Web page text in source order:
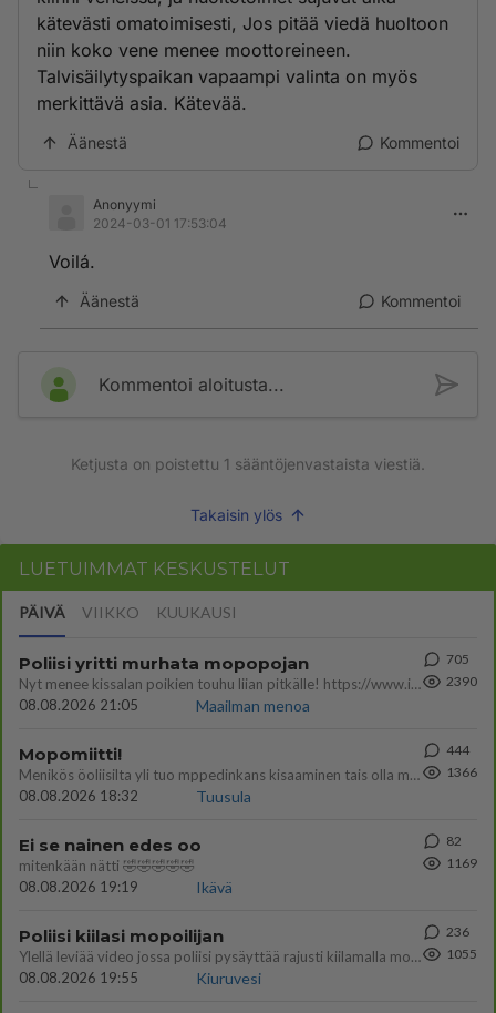
kätevästi omatoimisesti, Jos pitää viedä huoltoon
niin koko vene menee moottoreineen.
Talvisäilytyspaikan vapaampi valinta on myös
merkittävä asia. Kätevää.
Äänestä Kommentoi
Anonyymi
2024-03-01 17:53:04
Voilá.
Äänestä Kommentoi
Kommentoi aloitusta...
Ketjusta on poistettu 1 sääntöjenvastaista viestiä.
Takaisin ylös
LUETUIMMAT KESKUSTELUT
PÄIVÄ VIIKKO KUUKAUSI
Poliisi yritti murhata mopopojan
Nyt menee kissalan poikien touhu liian pitkälle! https://www.is.fi/kotimaa/art-2000012193221.html Karu video mopomiiti
08.08.2026 21:05
Maailman menoa
705
2390
Mopomiitti!
Menikös öoliisilta yli tuo mppedinkans kisaaminen tais olla melkoinen riski vahigoittaa tarpeettomasti jopa kuolla tuoss
08.08.2026 18:32
Tuusula
444
1366
Ei se nainen edes oo
mitenkään nätti 🤣🤣🤣🤣🤣
08.08.2026 19:19
Ikävä
82
1169
Poliisi kiilasi mopoilijan
Ylellä leviää video jossa poliisi pysäyttää rajusti kiilamalla mopo pojan. Toivottavasti poliisi ottaa tuosta mallia myö
08.08.2026 19:55
Kiuruvesi
236
1055